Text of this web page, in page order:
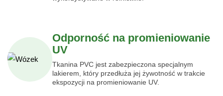
Odporność na promieniowanie
UV
Tkanina PVC jest zabezpieczona specjalnym
lakierem, który przedłuża jej żywotność w trakcie
ekspozycji na promieniowanie UV.